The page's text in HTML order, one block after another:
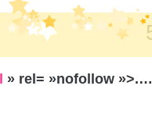
» rel= »nofollow »>.…